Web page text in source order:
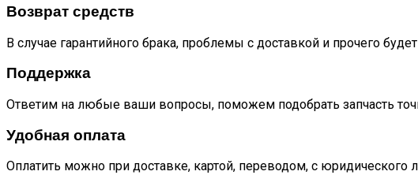
Возврат средств
В случае гарантийного брака, проблемы с доставкой и прочего
Поддержка
Ответим на любые ваши вопросы, поможем подобрать запчасть
Удобная оплата
Оплатить можно при доставке, картой, переводом, с юридического